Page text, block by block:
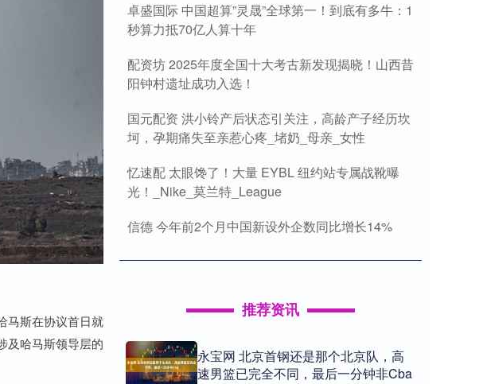
马斯在协议首日就
及哈马斯领导层的
卓盛国际 中国超算”灵晟”全球第一！到底有多牛：1
秒算力抵70亿人算十年
配资坊 2025年度全国十大考古新发现揭晓！山西昔
阳钟村遗址成功入选！
国元配资 洪小铃产后状态引关注，高龄产子经历坎
坷，孕期痛失至亲惹心疼_堵奶_母亲_女性
忆速配 太眼馋了！大量 EYBL 纽约站专属战靴曝
光！_Nike_莫兰特_League
信德 今年前2个月中国新设外企数同比增长14%
推荐资讯
永宝网 北京首钢还是那个北京队，高
速男篮已完全不同，最后一分钟非Cba